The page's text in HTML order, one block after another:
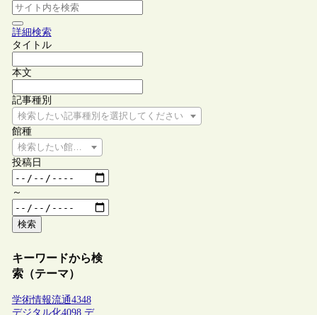
詳細検索
タイトル
本文
記事種別
検索したい記事種別を選択してください
館種
検索したい館種を選択してください
投稿日
～
検索
キーワードから検
索（テーマ）
学術情報流通4348
デジタル化4098 デ